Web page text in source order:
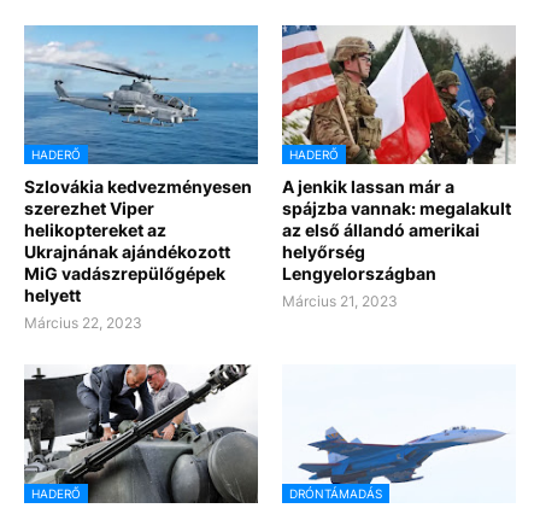
HADERŐ
Szlovákia kedvezményesen
szerezhet Viper
helikoptereket az
Ukrajnának ajándékozott
MiG vadászrepülőgépek
helyett
Március 22, 2023
HADERŐ
A jenkik lassan már a
spájzba vannak: megalakult
az első állandó amerikai
helyőrség
Lengyelországban
Március 21, 2023
HADERŐ DRÓNTÁMADÁS